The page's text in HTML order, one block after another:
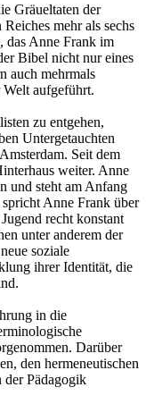
Gräueltaten der
mehr als sechs
das Anne Frank im
Bibel nicht nur eines
auch mehrmals
aufgeführt.
zu entgehen,
Untergetauchten
Seit dem
weiter. Anne
und steht am Anfang
Anne Frank über
recht konstant
unter anderem der
soziale
ihrer Identität, die
in die
Darüber
den hermeneutischen
Pädagogik